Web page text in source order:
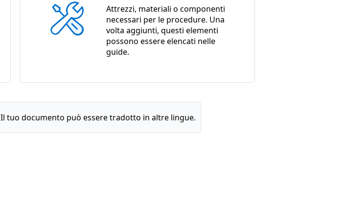
Attrezzi, materiali o componenti
necessari per le procedure. Una
volta aggiunti, questi elementi
possono essere elencati nelle
guide.
Il tuo documento può essere tradotto in altre lingue.